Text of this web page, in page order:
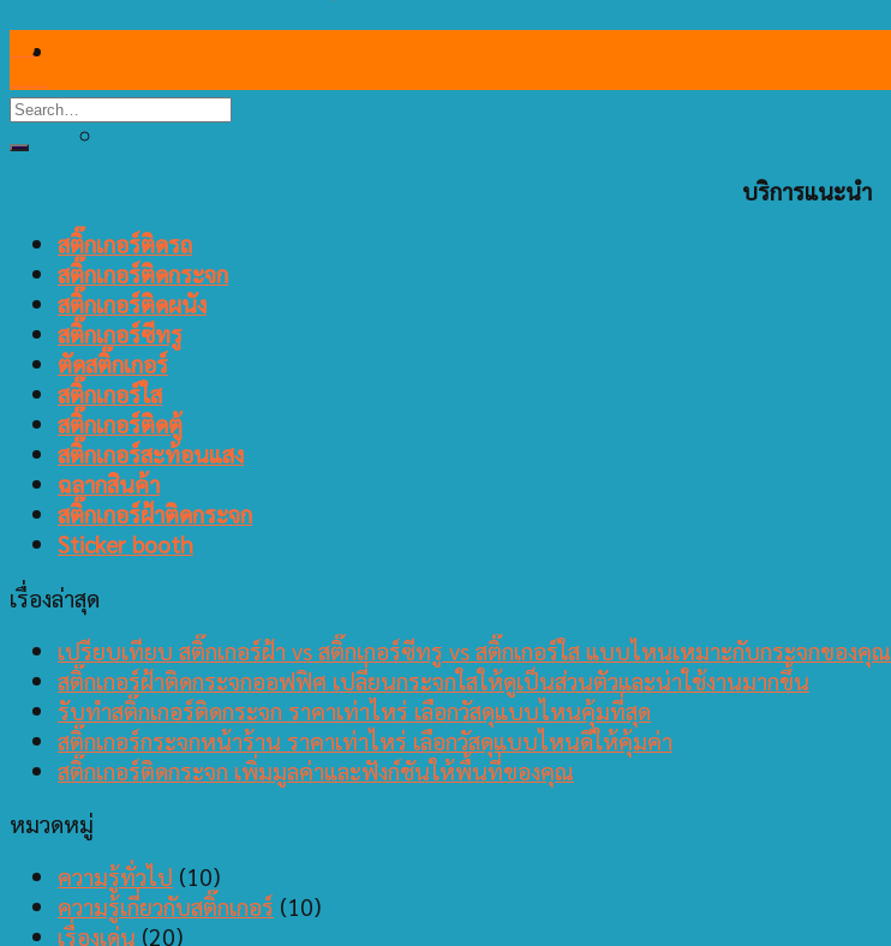
05
บริการแนะนำ
สติ๊กเกอร์ติดรถ
สติ๊กเกอร์ติดกระจก
สติ๊กเกอร์ติดผนัง
สติ๊กเกอร์ซีทรู
ตัดสติ๊กเกอร์
สติ๊กเกอร์ใส
สติ๊กเกอร์ติดตู้
สติ๊กเกอร์สะท้อนแสง
ฉลากสินค้า
สติ๊กเกอร์ฝ้าติดกระจก
Sticker booth
เรื่องล่าสุด
เปรียบเทียบ สติ๊กเกอร์ฝ้า vs สติ๊กเกอร์ซีทรู vs สติ๊กเกอร์ใส แบบไหนเหมาะกับกระจกของคุณ
สติ๊กเกอร์ฝ้าติดกระจกออฟฟิศ เปลี่ยนกระจกใสให้ดูเป็นส่วนตัวและน่าใช้งานมากขึ้น
รับทำสติ๊กเกอร์ติดกระจก ราคาเท่าไหร่ เลือกวัสดุแบบไหนคุ้มที่สุด
สติ๊กเกอร์กระจกหน้าร้าน ราคาเท่าไหร่ เลือกวัสดุแบบไหนดีให้คุ้มค่า
สติ๊กเกอร์ติดกระจก เพิ่มมูลค่าและฟังก์ชันให้พื้นที่ของคุณ
หมวดหมู่
ความรู้ทั่วไป (10)
ความรู้เกี่ยวกับสติ๊กเกอร์ (10)
เรื่องเด่น (20)